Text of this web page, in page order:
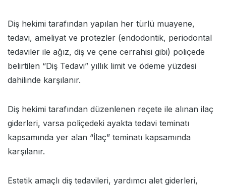
Diş hekimi tarafından yapılan her türlü muayene,
tedavi, ameliyat ve protezler (endodontik, periodontal
tedaviler ile ağız, diş ve çene cerrahisi gibi) poliçede
belirtilen “Diş Tedavi” yıllık limit ve ödeme yüzdesi
dahilinde karşılanır.
Diş hekimi tarafından düzenlenen reçete ile alınan ilaç
giderleri, varsa poliçedeki ayakta tedavi teminatı
kapsamında yer alan “İlaç” teminatı kapsamında
karşılanır.
Estetik amaçlı diş tedavileri, yardımcı alet giderleri,